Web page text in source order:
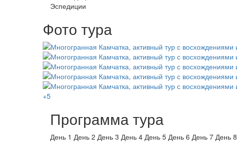
Эспедиции
Фото тура
+5
Программа тура
День 1 День 2 День 3 День 4 День 5 День 6 День 7 День 8